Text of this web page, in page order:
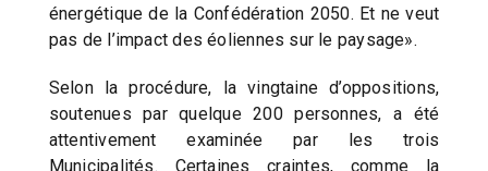
énergétique de la Confédération 2050. Et ne veut
pas de l’impact des éoliennes sur le paysage».
Selon la procédure, la vingtaine d’oppositions,
soutenues par quelque 200 personnes, a été
attentivement examinée par les trois
Municipalités. Certaines craintes, comme la